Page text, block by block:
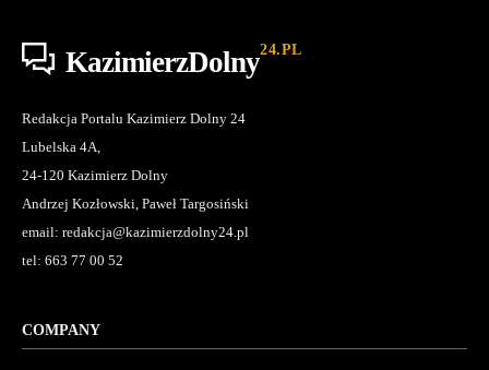
KazimierzDolny24.PL
Redakcja Portalu Kazimierz Dolny 24
Lubelska 4A,
24-120 Kazimierz Dolny
Andrzej Kozłowski, Paweł Targosiński
email: redakcja@kazimierzdolny24.pl
tel: 663 77 00 52
COMPANY